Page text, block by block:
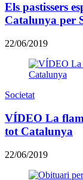
Els pastissers
Catalunya per
22/06/2019
Societat
VÍDEO La
tot Catalunya
22/06/2019